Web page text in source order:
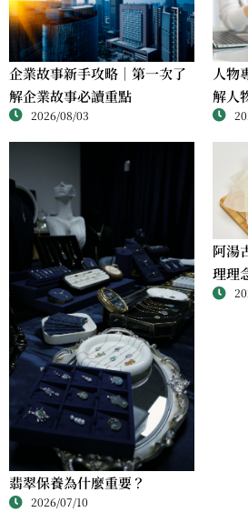
企業故事新手攻略｜第一次了
解企業故事必讀重點
2026/08/03
人物
解人
翡翠保養為什麼重要？
2026/07/10
阿湯
理理
的風